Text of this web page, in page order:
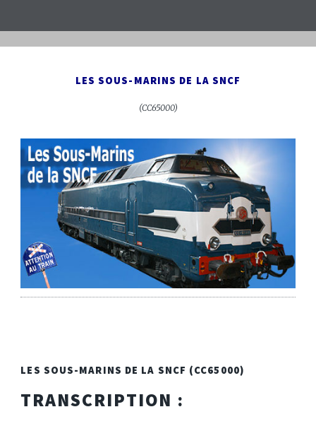
LES SOUS-MARINS DE LA SNCF
(CC65000)
LES SOUS-MARINS DE LA SNCF (CC65000)
TRANSCRIPTION :